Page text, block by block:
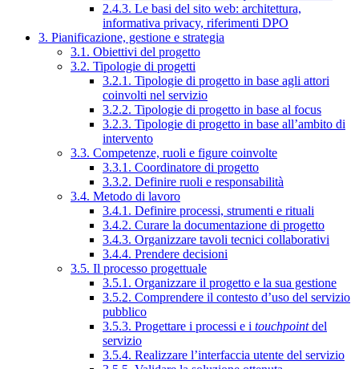
2.4.3. Le basi del sito web: architettura,
informativa privacy, riferimenti DPO
3. Pianificazione, gestione e strategia
3.1. Obiettivi del progetto
3.2. Tipologie di progetti
3.2.1. Tipologie di progetto in base agli attori
coinvolti nel servizio
3.2.2. Tipologie di progetto in base al focus
3.2.3. Tipologie di progetto in base all’ambito di
intervento
3.3. Competenze, ruoli e figure coinvolte
3.3.1. Coordinatore di progetto
3.3.2. Definire ruoli e responsabilità
3.4. Metodo di lavoro
3.4.1. Definire processi, strumenti e rituali
3.4.2. Curare la documentazione di progetto
3.4.3. Organizzare tavoli tecnici collaborativi
3.4.4. Prendere decisioni
3.5. Il processo progettuale
3.5.1. Organizzare il progetto e la sua gestione
3.5.2. Comprendere il contesto d’uso del servizio
pubblico
3.5.3. Progettare i processi e i touchpointdel
servizio
3.5.4. Realizzare l’interfaccia utente del servizio